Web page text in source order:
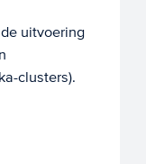
uitvoering
clusters).